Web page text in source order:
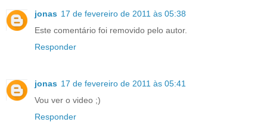
jonas 17 de fevereiro de 2011 às 05:38
Este comentário foi removido pelo autor.
Responder
jonas 17 de fevereiro de 2011 às 05:41
Vou ver o video ;)
Responder